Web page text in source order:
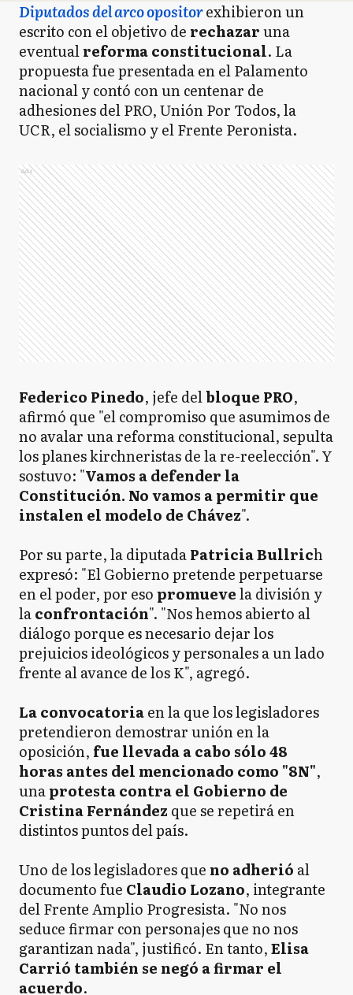
Diputados del arco opositorexhibieron un
escrito con el objetivo de rechazaruna
eventualreforma constitucional. La
propuesta fue presentada en el Palamento
nacional y contó con un centenar de
adhesiones del PRO, Unión Por Todos, la
UCR, el socialismo y el Frente Peronista.
Ads
Federico Pinedo, jefe delbloque PRO,
afirmó que "el compromiso que asumimos de
no avalar una reforma constitucional, sepulta
los planes kirchneristas de la re-reelección". Y
sostuvo: "Vamos a defender la
Constitución. No vamos a permitir que
instalen el modelo de Chávez".
Por su parte, la diputadaPatricia Bullrich
expresó: "El Gobierno pretende perpetuarse
en el poder, por eso promuevela división y
laconfrontación". "Nos hemos abierto al
diálogo porque es necesario dejar los
prejuicios ideológicos y personales a un lado
frente al avance de los K", agregó.
La convocatoriaen la que los legisladores
pretendieron demostrar unión en la
oposición, fue llevada a cabo sólo 48
horas antes del mencionado como "8N",
unaprotesta contra el Gobierno de
Cristina Fernández que se repetirá en
distintos puntos del país.
Uno de los legisladores que no adherió al
documento fue Claudio Lozano, integrante
del Frente Amplio Progresista. "No nos
seduce firmar con personajes que no nos
garantizan nada", justificó. En tanto,Elisa
Carrió también se negó a firmar el
acuerdo.